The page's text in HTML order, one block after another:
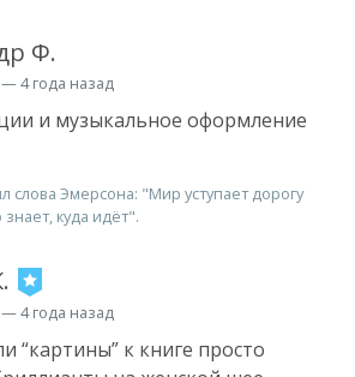
Ф.
— 4 года назад
и музыкальное оформление
слова Эмерсона: "Мир уступает дорогу
знает, куда идёт".
— 4 года назад
“картины” к книге просто